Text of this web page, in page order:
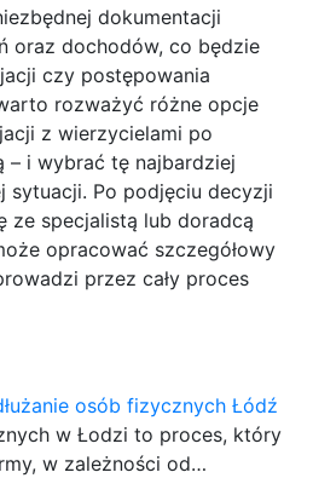
dokumentacji
oraz dochodów, co będzie
czy postępowania
rozważyć różne opcje
z wierzycielami po
– i wybrać tę najbardziej
sytuacji. Po podjęciu decyzji
ze specjalistą lub doradcą
opracować szczegółowy
przez cały proces
osób fizycznych Łódź
w Łodzi to proces, który
w zależności od…